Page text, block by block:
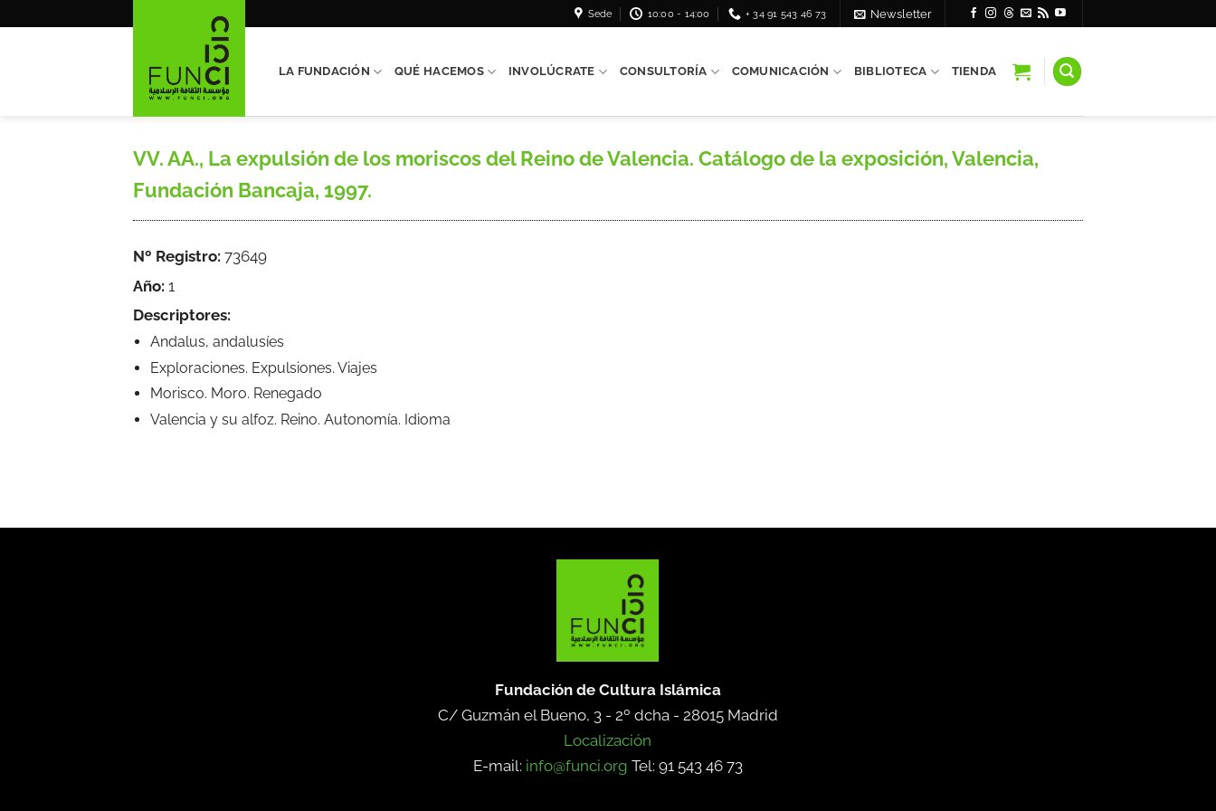
Sede 10:00 - 14:00 + 34 91 543 46 73 Newsletter
LA FUNDACIÓN QUÉ HACEMOS INVOLÚCRATE CONSULTORÍA COMUNICACIÓN BIBLIOTECA TIENDA
VV. AA., La expulsión de los moriscos del Reino de Valencia. Catálogo de la exposición, Valencia,
Fundación Bancaja, 1997.
Nº Registro: 73649
Año: 1
Descriptores:
Andalus, andalusíes
Exploraciones. Expulsiones. Viajes
Morisco. Moro. Renegado
Valencia y su alfoz. Reino. Autonomía. Idioma
Fundación de Cultura Islámica
C/ Guzmán el Bueno, 3 - 2º dcha - 28015 Madrid
Localización
E-mail: info@funci.org Tel: 91 543 46 73